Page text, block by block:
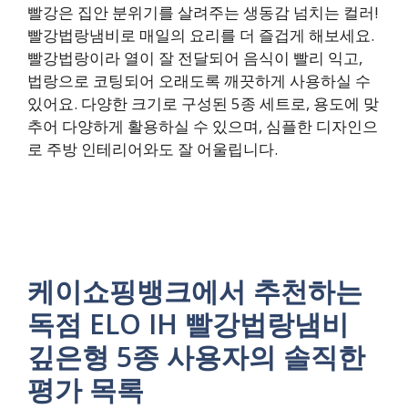
빨강은 집안 분위기를 살려주는 생동감 넘치는 컬러!
빨강법랑냄비로 매일의 요리를 더 즐겁게 해보세요.
빨강법랑이라 열이 잘 전달되어 음식이 빨리 익고,
법랑으로 코팅되어 오래도록 깨끗하게 사용하실 수
있어요. 다양한 크기로 구성된 5종 세트로, 용도에 맞
추어 다양하게 활용하실 수 있으며, 심플한 디자인으
로 주방 인테리어와도 잘 어울립니다.
케이쇼핑뱅크에서 추천하는
독점 ELO IH 빨강법랑냄비
깊은형 5종 사용자의 솔직한
평가 목록